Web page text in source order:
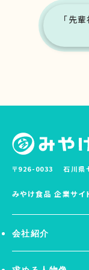
「先
〒926-0033 石川県
みやけ食品 企業サイ
会社紹介